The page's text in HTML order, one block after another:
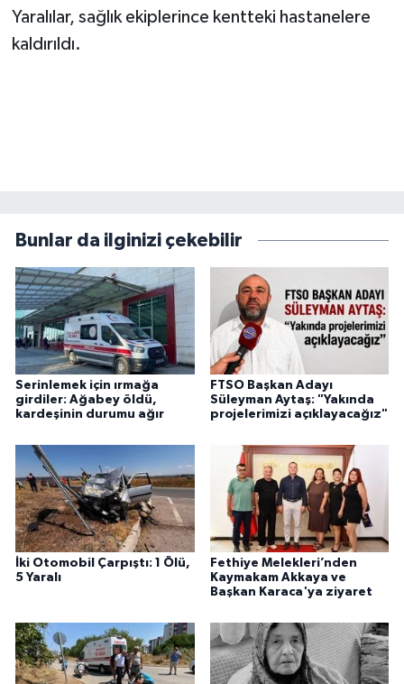
Yaralılar, sağlık ekiplerince kentteki hastanelere
kaldırıldı.
Bunlar da ilginizi çekebilir
Serinlemek için ırmağa
girdiler: Ağabey öldü,
kardeşinin durumu ağır
FTSO Başkan Adayı
Süleyman Aytaş: "Yakında
projelerimizi açıklayacağız"
İki Otomobil Çarpıştı: 1 Ölü,
5 Yaralı
Fethiye Melekleri’nden
Kaymakam Akkaya ve
Başkan Karaca'ya ziyaret